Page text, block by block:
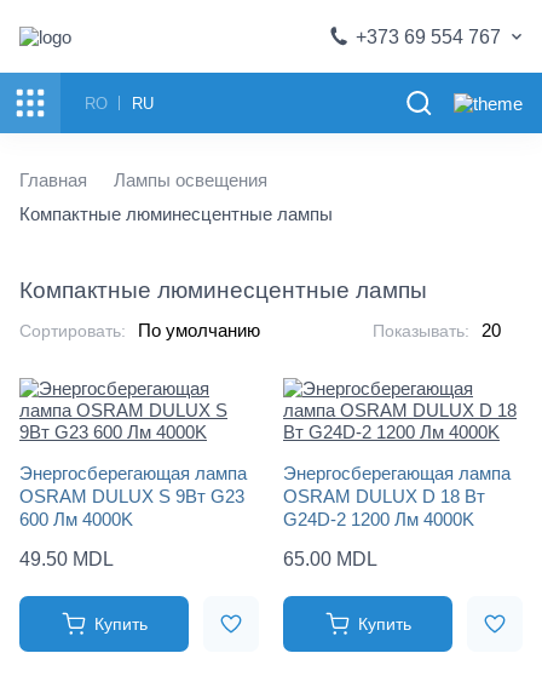
+373 69 554 767
RO RU
Главная
Лампы освещения
Компактные люминесцентные лампы
Компактные люминесцентные лампы
Сортировать: Показывать:
Энергосберегающая лампа
OSRAM DULUX S 9Вт G23
600 Лм 4000K
49.50 MDL
Купить
Энергосберегающая лампа
OSRAM DULUX D 18 Вт
G24D-2 1200 Лм 4000K
65.00 MDL
Купить